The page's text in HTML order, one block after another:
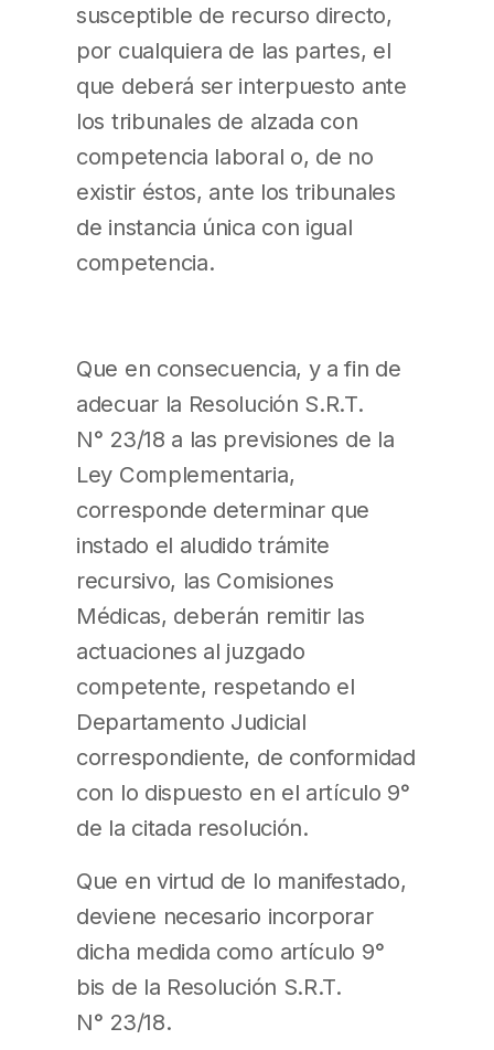
susceptible de recurso directo,
por cualquiera de las partes, el
que deberá ser interpuesto ante
los tribunales de alzada con
competencia laboral o, de no
existir éstos, ante los tribunales
de instancia única con igual
competencia.
Que en consecuencia, y a fin de
adecuar la Resolución S.R.T.
N° 23/18 a las previsiones de la
Ley Complementaria,
corresponde determinar que
instado el aludido trámite
recursivo, las Comisiones
Médicas, deberán remitir las
actuaciones al juzgado
competente, respetando el
Departamento Judicial
correspondiente, de conformidad
con lo dispuesto en el artículo 9°
de la citada resolución.
Que en virtud de lo manifestado,
deviene necesario incorporar
dicha medida como artículo 9°
bis de la Resolución S.R.T.
N° 23/18.